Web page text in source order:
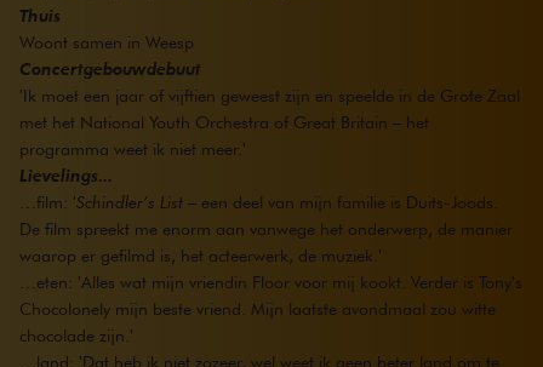
Thuis
Woont samen in Weesp
Concertgebouwdebuut
'Ik moet een jaar of vijftien geweest zijn en speelde in de Grote Zaal
met het National Youth Orchestra of Great Britain – het
programma weet ik niet meer.'
Lievelings...
…film: 'Schindler’s List – een deel van mijn familie is Duits-Joods.
De film spreekt me enorm aan vanwege het onderwerp, de manier
waarop er gefilmd is, het acteerwerk, de muziek.'
…eten: 'Alles wat mijn vriendin Floor voor mij kookt. Verder is Tony's
Chocolonely mijn beste vriend. Mijn laatste avondmaal zou witte
chocolade zijn.'
…land: 'Dat heb ik niet zozeer, wel weet ik geen beter land om te